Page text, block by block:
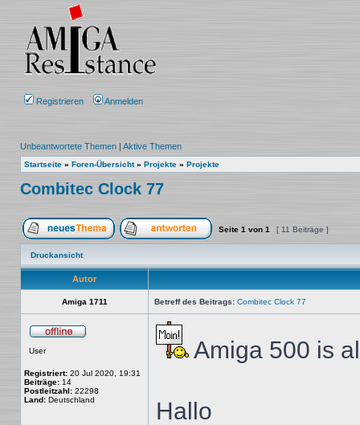
Registrieren Anmelden
Unbeantwortete Themen | Aktive Themen
Startseite » Foren-Übersicht» Projekte » Projekte
Combitec Clock 77
Ein neues Thema erstellenAuf das Thema antworten
Seite 1 von 1 [ 11 Beiträge ]
Druckansicht
Autor
Amiga 1711 Betreff des Beitrags: Combitec Clock 77
User
Registriert: 20 Jul 2020, 19:31
Beiträge: 14
Postleitzahl: 22298
Land: Deutschland
Amiga 500 is
Hallo